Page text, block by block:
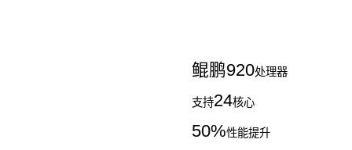
鲲鹏920处理器
支持24核心
50%性能提升